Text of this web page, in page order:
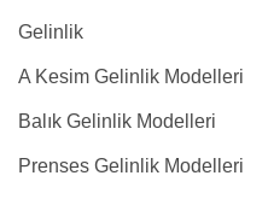
Gelinlik
A Kesim Gelinlik Modelleri
Balık Gelinlik Modelleri
Prenses Gelinlik Modelleri